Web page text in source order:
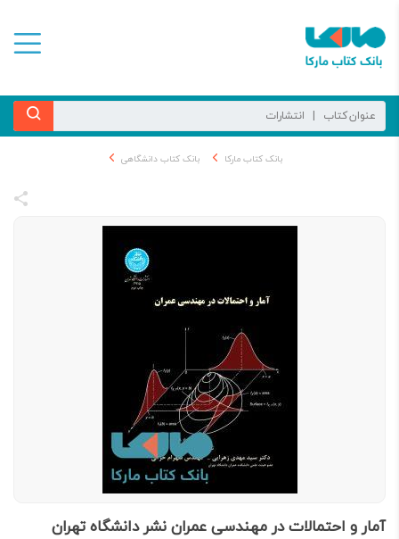
بانک کتاب مارکا بانک کتاب دانشگاهی
آمار و احتمالات در مهندسی عمران نشر دانشگاه تهران